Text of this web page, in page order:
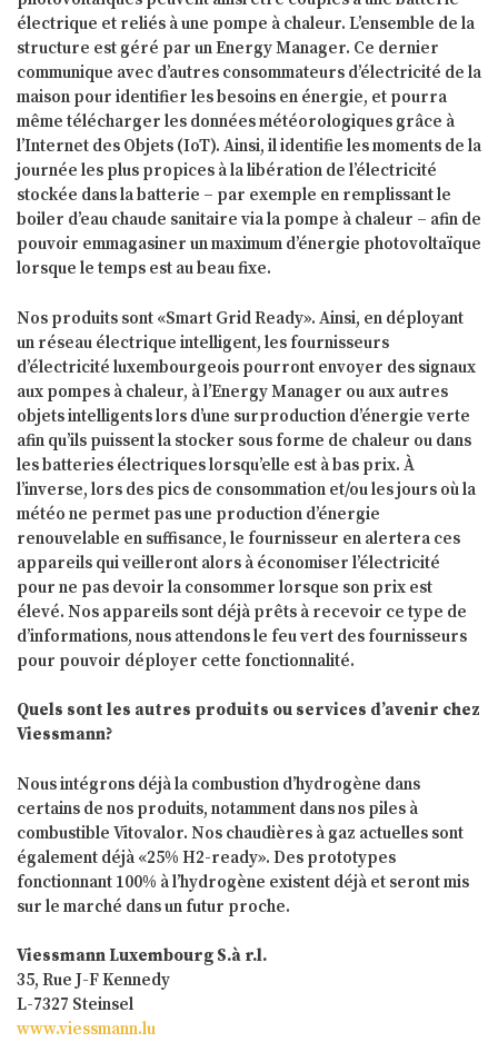
électrique et reliés à une pompe à chaleur. L’ensemble de la
structure est géré par un Energy Manager. Ce dernier
communique avec d’autres consommateurs d’électricité de la
maison pour identifier les besoins en énergie, et pourra
même télécharger les données météorologiques grâce à
l’Internet des Objets (IoT). Ainsi, il identifie les moments de la
journée les plus propices à la libération de l’électricité
stockée dans la batterie – par exemple en remplissant le
boiler d’eau chaude sanitaire via la pompe à chaleur – afin de
pouvoir emmagasiner un maximum d’énergie photovoltaïque
lorsque le temps est au beau fixe.
Nos produits sont «Smart Grid Ready». Ainsi, en déployant
un réseau électrique intelligent, les fournisseurs
d’électricité luxembourgeois pourront envoyer des signaux
aux pompes à chaleur, à l’Energy Manager ou aux autres
objets intelligents lors d’une surproduction d’énergie verte
afin qu’ils puissent la stocker sous forme de chaleur ou dans
les batteries électriques lorsqu’elle est à bas prix. À
l’inverse, lors des pics de consommation et/ou les jours où la
météo ne permet pas une production d’énergie
renouvelable en suffisance, le fournisseur en alertera ces
appareils qui veilleront alors à économiser l’électricité
pour ne pas devoir la consommer lorsque son prix est
élevé. Nos appareils sont déjà prêts à recevoir ce type de
d’informations, nous attendons le feu vert des fournisseurs
pour pouvoir déployer cette fonctionnalité.
Quels sont les autres produits ou services d’avenir chez
Viessmann?
Nous intégrons déjà la combustion d’hydrogène dans
certains de nos produits, notamment dans nos piles à
combustible Vitovalor. Nos chaudières à gaz actuelles sont
également déjà «25% H2-ready». Des prototypes
fonctionnant 100% à l’hydrogène existent déjà et seront mis
sur le marché dans un futur proche.
Viessmann Luxembourg S.à r.l.
35, Rue J-F Kennedy
L-7327 Steinsel
www.viessmann.lu